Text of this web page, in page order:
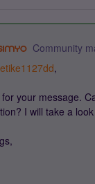
Community
,
your message.
I will take a